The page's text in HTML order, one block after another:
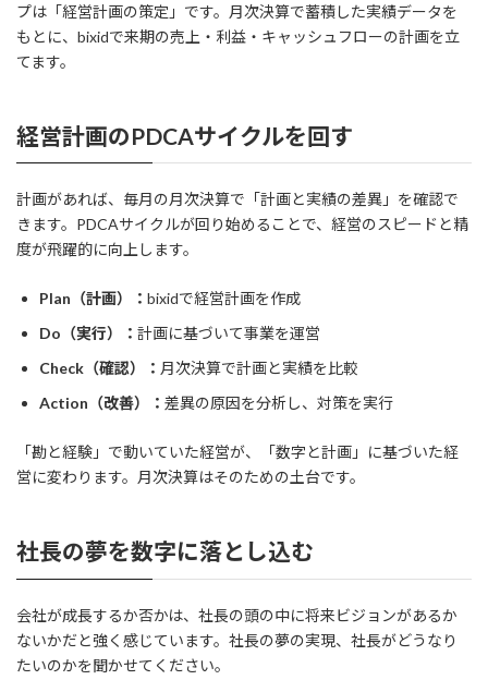
プは「経営計画の策定」です。月次決算で蓄積した実績データを
もとに、bixidで来期の売上・利益・キャッシュフローの計画を立
てます。
経営計画のPDCAサイクルを回す
計画があれば、毎月の月次決算で「計画と実績の差異」を確認で
きます。PDCAサイクルが回り始めることで、経営のスピードと精
度が飛躍的に向上します。
Plan（計画）： bixidで経営計画を作成
Do（実行）： 計画に基づいて事業を運営
Check（確認）： 月次決算で計画と実績を比較
Action（改善）： 差異の原因を分析し、対策を実行
「勘と経験」で動いていた経営が、「数字と計画」に基づいた経
営に変わります。月次決算はそのための土台です。
社長の夢を数字に落とし込む
会社が成長するか否かは、社長の頭の中に将来ビジョンがあるか
ないかだと強く感じています。社長の夢の実現、社長がどうなり
たいのかを聞かせてください。